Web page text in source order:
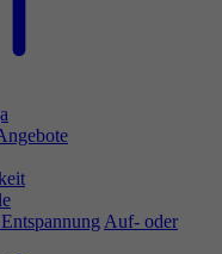
Auf- oder